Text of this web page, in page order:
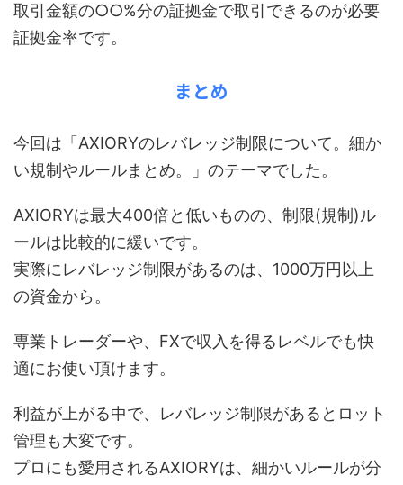
取引金額の○○%分の証拠金で取引できるのが必要
証拠金率です。
まとめ
今回は「AXIORYのレバレッジ制限について。細か
い規制やルールまとめ。」のテーマでした。
AXIORYは最大400倍と低いものの、制限(規制)ル
ールは比較的に緩いです。
実際にレバレッジ制限があるのは、1000万円以上
の資金から。
専業トレーダーや、FXで収入を得るレベルでも快
適にお使い頂けます。
利益が上がる中で、レバレッジ制限があるとロット
管理も大変です。
プロにも愛用されるAXIORYは、細かいルールが分